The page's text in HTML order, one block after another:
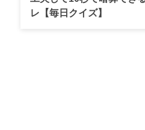
レ【毎日クイズ】